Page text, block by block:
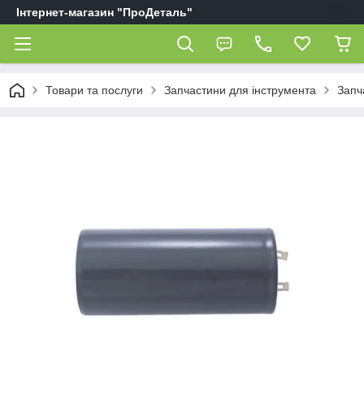
Інтернет-магазин "ПроДеталь"
Товари та послуги Запчастини для інструмента